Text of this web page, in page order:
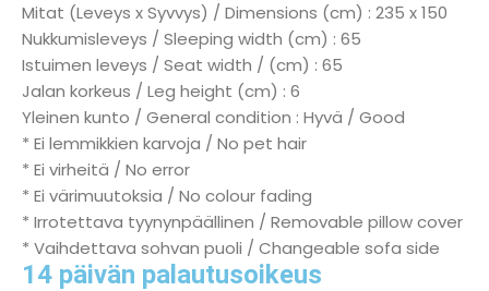
Mitat (Leveys x Syvvys) / Dimensions (cm) : 235 x 150
Nukkumisleveys / Sleeping width (cm) : 65
Istuimen leveys / Seat width / (cm) : 65
Jalan korkeus / Leg height (cm) : 6
Yleinen kunto / General condition : Hyvä / Good
* Ei lemmikkien karvoja / No pet hair
* Ei virheitä / No error
* Ei värimuutoksia / No colour fading
* Irrotettava tyynynpäällinen / Removable pillow cover
* Vaihdettava sohvan puoli / Changeable sofa side
14 päivän palautusoikeus